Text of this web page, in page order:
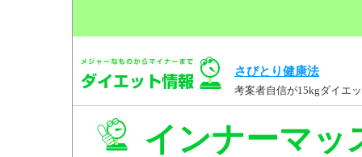
さびとり健康法
考案者自信が15kgダイエ
インナーマッ